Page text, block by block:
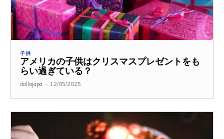
子供
アメリカの子供はクリスマスプレゼントをも
らい過ぎている？
dallajapa - 12/05/2025